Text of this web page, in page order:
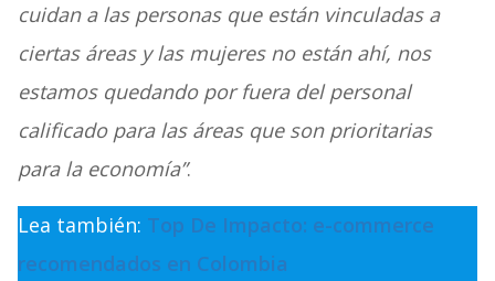
cuidan a las personas que están vinculadas a
ciertas áreas y las mujeres no están ahí, nos
estamos quedando por fuera del personal
calificado para las áreas que son prioritarias
para la economía”.
Lea también: Top De Impacto: e-commerce
recomendados en Colombia